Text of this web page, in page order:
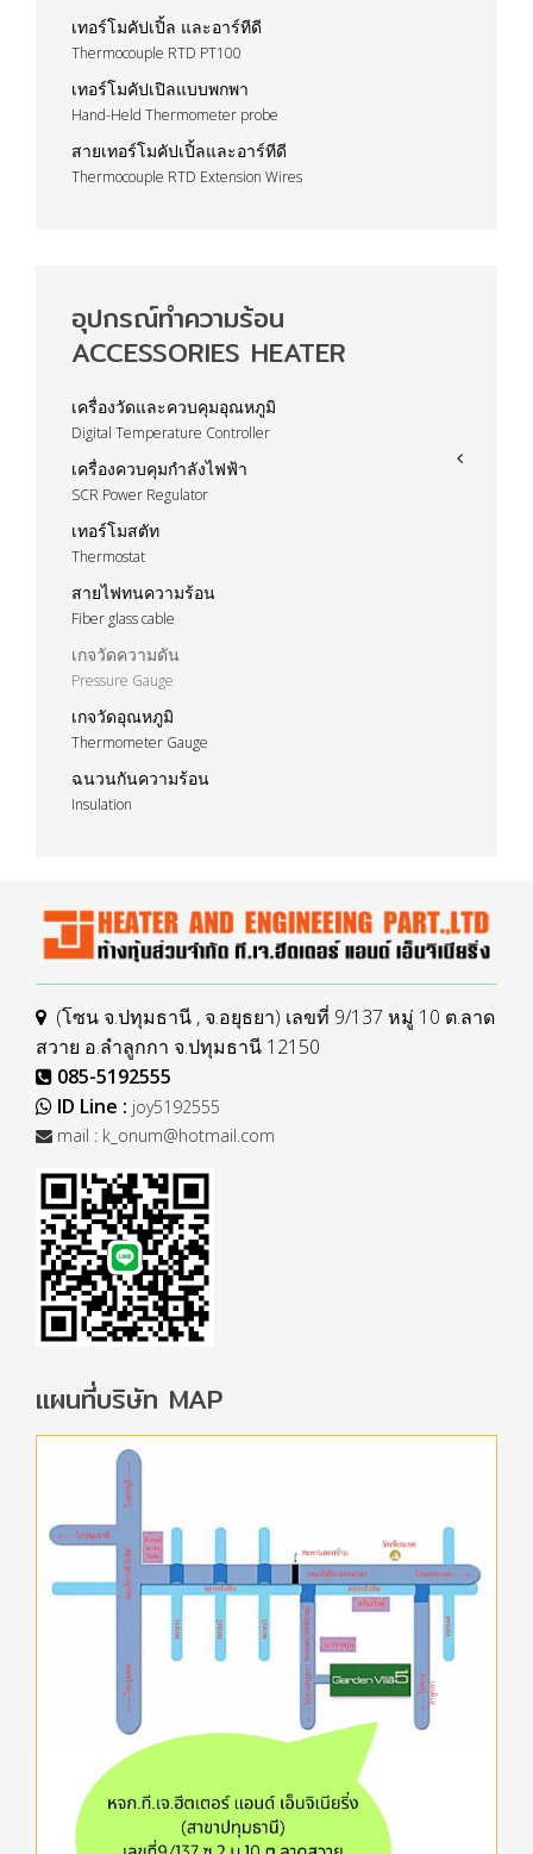
เทอร์โมคัปเปิ้ล และอาร์ทีดี
Thermocouple RTD PT100
เทอร์โมคัปเปิลแบบพกพา
Hand-Held Thermometer probe
สายเทอร์โมคัปเปิ้ลและอาร์ทีดี
Thermocouple RTD Extension Wires
อุปกรณ์ทำความร้อน
ACCESSORIES HEATER
เครื่องวัดและควบคุมอุณหภูมิ
Digital Temperature Controller
เครื่องควบคุมกำลังไฟฟ้า
SCR Power Regulator
เทอร์โมสตัท
Thermostat
สายไฟทนความร้อน
Fiber glass cable
เกจวัดความดัน
Pressure Gauge
เกจวัดอุณหภูมิ
Thermometer Gauge
ฉนวนกันความร้อน
Insulation
(โซน จ.ปทุมธานี , จ.อยุธยา) เลขที่ 9/137 หมู่ 10 ต.ลาด
สวาย อ.ลำลูกกา จ.ปทุมธานี 12150
085-5192555
ID Line : joy5192555
mail : k_onum@hotmail.com
แผนที่บริษัท MAP